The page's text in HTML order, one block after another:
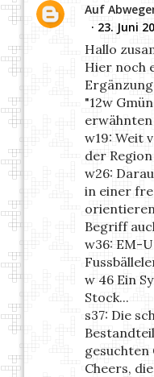
Auf
23. Juni
Hallo
Hier noch
"12w
erwähnten
w19: Weit
der Region
w26:
in einer
Begriff
w36: EM-
w 46 Ein
Stock...
s37: Die
gesuchten
Cheers,